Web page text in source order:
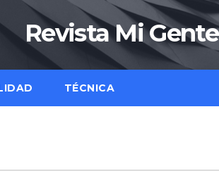
Revista Mi Gente
TÉCNICA